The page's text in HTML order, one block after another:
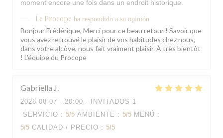
moment encore une fois dans un endroit historique.
Le Procope ha respondido a su opinión
Bonjour Frédérique, Merci pour ce beau retour ! Savoir que
vous avez retrouvé le plaisir de vos habitudes chez nous,
dans votre alcôve, nous fait vraiment plaisir. À très bientôt
! L'équipe du Procope
Gabriella J
2026-08-07 - 20:00 - INVITADOS 1
SERVICIO : 5/5 AMBIENTE : 5/5 MENÚ :
5/5 CALIDAD / PRECIO : 5/5